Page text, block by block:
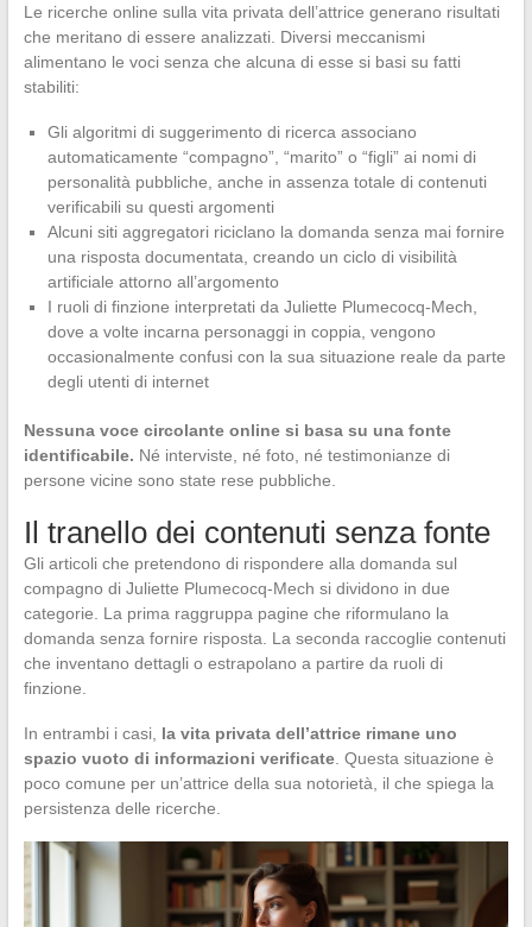
Le ricerche online sulla vita privata dell’attrice generano risultati
che meritano di essere analizzati. Diversi meccanismi
alimentano le voci senza che alcuna di esse si basi su fatti
stabiliti:
Gli algoritmi di suggerimento di ricerca associano
automaticamente “compagno”, “marito” o “figli” ai nomi di
personalità pubbliche, anche in assenza totale di contenuti
verificabili su questi argomenti
Alcuni siti aggregatori riciclano la domanda senza mai fornire
una risposta documentata, creando un ciclo di visibilità
artificiale attorno all’argomento
I ruoli di finzione interpretati da Juliette Plumecocq-Mech,
dove a volte incarna personaggi in coppia, vengono
occasionalmente confusi con la sua situazione reale da parte
degli utenti di internet
Nessuna voce circolante online si basa su una fonte
identificabile. Né interviste, né foto, né testimonianze di
persone vicine sono state rese pubbliche.
Il tranello dei contenuti senza fonte
Gli articoli che pretendono di rispondere alla domanda sul
compagno di Juliette Plumecocq-Mech si dividono in due
categorie. La prima raggruppa pagine che riformulano la
domanda senza fornire risposta. La seconda raccoglie contenuti
che inventano dettagli o estrapolano a partire da ruoli di
finzione.
In entrambi i casi, la vita privata dell’attrice rimane uno
spazio vuoto di informazioni verificate. Questa situazione è
poco comune per un’attrice della sua notorietà, il che spiega la
persistenza delle ricerche.